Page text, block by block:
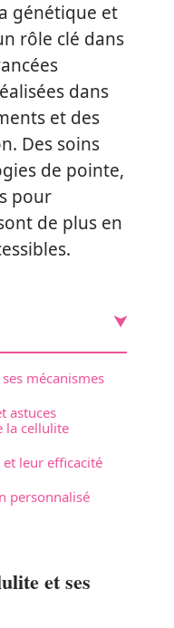
génétique et
rôle clé dans
dans
et des
Des soins
de pointe,
pour
de plus en
mécanismes
astuces
la cellulite
leur efficacité
personnalisé
et ses